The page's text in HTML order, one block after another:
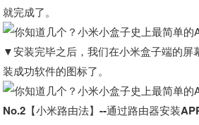
就完成了。
▼安装完毕之后，我们在小米盒子端的屏
装成功软件的图标了。
No.2【小米路由法】--通过路由器安装